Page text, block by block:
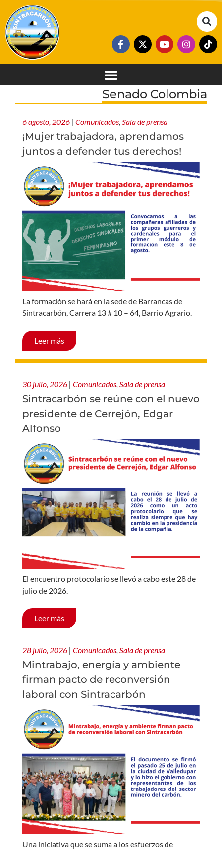
Senado Colombia
6 agosto, 2026 | Comunicados, Sala de prensa
¡Mujer trabajadora, aprendamos
juntos a defender tus derechos!
La formación se hará en la sede de Barrancas de
Sintracarbón, Carrera 13 # 10 – 64, Barrio Agrario.
Leer más
30 julio, 2026 | Comunicados, Sala de prensa
Sintracarbón se reúne con el nuevo
presidente de Cerrejón, Edgar
Alfonso
El encuentro protocolario se llevó a cabo este 28 de
julio de 2026.
Leer más
28 julio, 2026 | Comunicados Sala de prensa
Mintrabajo, energía y ambiente
firman pacto de reconversión
laboral con Sintracarbón
Una iniciativa que se suma a los esfuerzos de